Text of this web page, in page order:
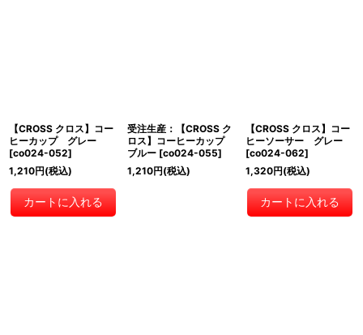
【CROSS クロス】コー
ヒーカップ グレー
[co024-052]
1,210円(税込)
カートに入れる
受注生産：【CROSS ク
ロス】コーヒーカップ
ブルー [co024-055]
1,210円(税込)
【CROSS クロス】コー
ヒーソーサー グレー
[co024-062]
1,320円(税込)
カートに入れる